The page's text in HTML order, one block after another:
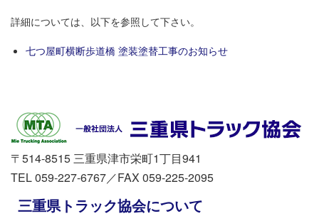
詳細については、以下を参照して下さい。
七つ屋町横断歩道橋 塗装塗替工事のお知らせ
〒514-8515 三重県津市栄町1丁目941
TEL 059-227-6767／FAX 059-225-2095
三重県トラック協会について